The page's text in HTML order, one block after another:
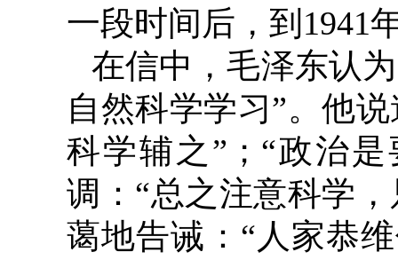
一段时间后，到 1941
在信中，毛泽东认
自然科学学习”。他
科学辅之”；“政治
调：“总之注意科学
蔼地告诫：“人家恭